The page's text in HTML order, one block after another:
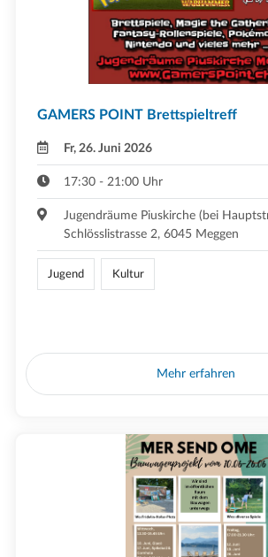
GAMERS POINT Brettspieltreff
Fr, 26. Juni 2026
17:30 - 21:00 Uhr
Jugendräume Piuskirche (bei
Schlösslistrasse 2, 6045 Meggen
Jugend Kultur
Mehr erfahren